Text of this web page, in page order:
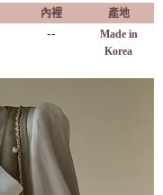
內裡 產地
--
Made in
Korea